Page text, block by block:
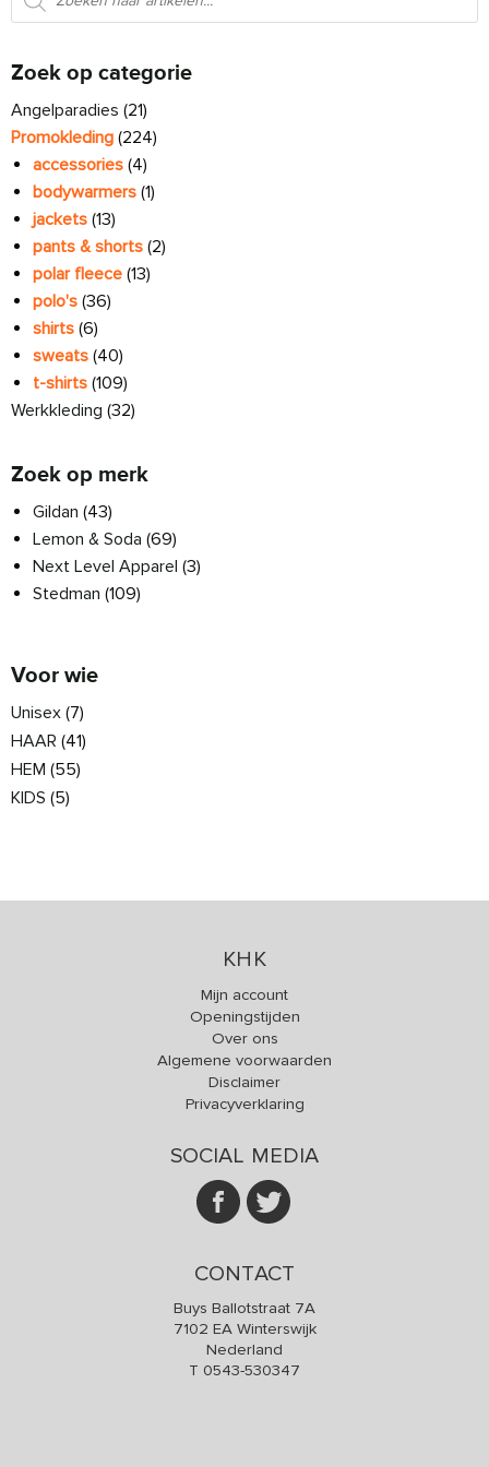
Zoek op categorie
Angelparadies (21)
Promokleding (224)
accessories (4)
bodywarmers (1)
jackets (13)
pants & shorts (2)
polar fleece (13)
polo's (36)
shirts (6)
sweats (40)
t-shirts (109)
Werkkleding (32)
Zoek op merk
Gildan (43)
Lemon & Soda (69)
Next Level Apparel (3)
Stedman (109)
Voor wie
Unisex (7)
HAAR (41)
HEM (55)
KIDS (5)
KHK
Mijn account
Openingstijden
Over ons
Algemene voorwaarden
Disclaimer
Privacyverklaring
SOCIAL MEDIA
CONTACT
Buys Ballotstraat 7A
7102 EA Winterswijk
Nederland
T 0543-530347